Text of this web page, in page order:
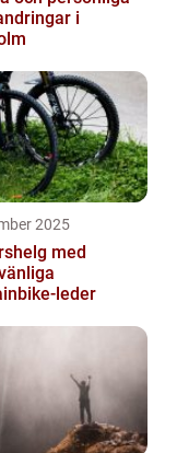
i
2025
med
leder